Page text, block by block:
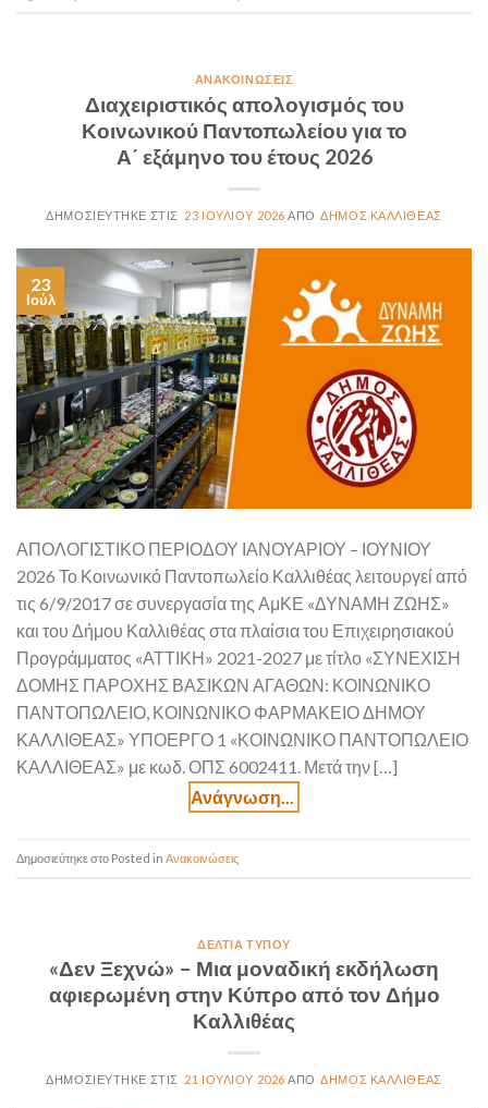
ΑΝΑΚΟΙΝΏΣΕΙΣ
Διαχειριστικός απολογισμός του
Κοινωνικού Παντοπωλείου για το
Α΄ εξάμηνο του έτους 2026
23 ΙΟΥΛΊΟΥ 2026 ΔΉΜΟΣ ΚΑΛΛΙΘΈΑΣ
23
Ιούλ
ΑΠΟΛΟΓΙΣΤΙΚΟ ΠΕΡΙΟΔΟΥ ΙΑΝΟΥΑΡΙΟΥ – ΙΟΥΝΙΟΥ
2026 Το Κοινωνικό Παντοπωλείο Καλλιθέας λειτουργεί από
τις 6/9/2017 σε συνεργασία της ΑμΚΕ «ΔΥΝΑΜΗ ΖΩΗΣ»
και του Δήμου Καλλιθέας στα πλαίσια του Επιχειρησιακού
Προγράμματος «ΑΤΤΙΚΗ» 2021-2027 με τίτλο «ΣΥΝΕΧΙΣΗ
ΔΟΜΗΣ ΠΑΡΟΧΗΣ ΒΑΣΙΚΩΝ ΑΓΑΘΩΝ: ΚΟΙΝΩΝΙΚΟ
ΠΑΝΤΟΠΩΛΕΙΟ, ΚΟΙΝΩΝΙΚΟ ΦΑΡΜΑΚΕΙΟ ΔΗΜΟΥ
ΚΑΛΛΙΘΕΑΣ» ΥΠΟΕΡΓΟ 1 «ΚΟΙΝΩΝΙΚΟ ΠΑΝΤΟΠΩΛΕΙΟ
ΚΑΛΛΙΘΕΑΣ» με κωδ. ΟΠΣ 6002411. Μετά την […]
Posted in Ανακοινώσεις
ΔΕΛΤΊΑ ΤΎΠΟΥ
«Δεν Ξεχνώ» – Μια μοναδική εκδήλωση
αφιερωμένη στην Κύπρο από τον Δήμο
Καλλιθέας
21 ΙΟΥΛΊΟΥ 2026 ΔΗΜΟΣ ΚΑΛΛΙΘΕΑΣ